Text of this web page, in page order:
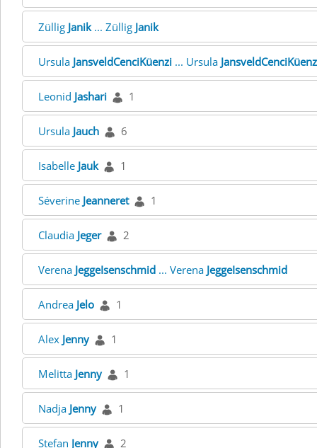
Züllig Janik... Züllig Janik
Ursula JansveldCenciKüenzi ... Ursula
Leonid Jashari 1
Ursula Jauch 6
Isabelle Jauk 1
Séverine Jeanneret 1
Claudia Jeger 2
Verena JeggeIsenschmid ... Verena JeggeIsenschmid
Andrea Jelo 1
Alex Jenny 1
Melitta Jenny 1
Nadja Jenny 1
Stefan Jenny 2